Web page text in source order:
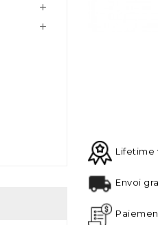


Lifetime
Envoi